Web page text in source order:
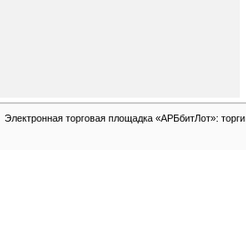
Электронная торговая площадка «АРБбитЛот»: